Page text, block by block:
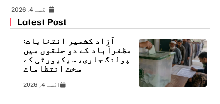
اگست 4, 2026
Latest Post
آزاد کشمیر انتخابات:
مظفرآباد کے دو حلقوں میں
پولنگ جاری، سیکیورٹی کے
سخت انتظامات
اگست 4, 2026